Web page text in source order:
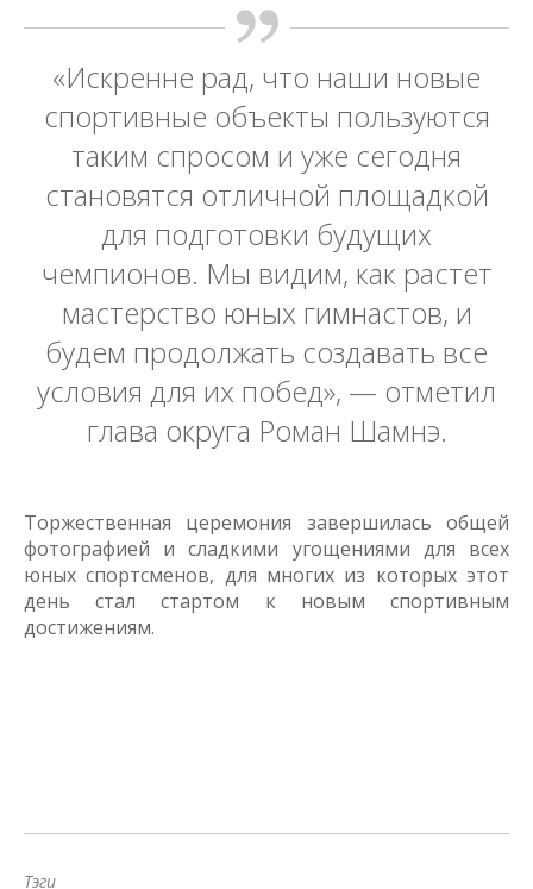
«Искренне рад, что наши новые
спортивные объекты пользуются
таким спросом и уже сегодня
становятся отличной площадкой
для подготовки будущих
чемпионов. Мы видим, как растет
мастерство юных гимнастов, и
будем продолжать создавать все
условия для их побед», — отметил
глава округа Роман Шамнэ.
Торжественная церемония завершилась общей
фотографией и сладкими угощениями для всех
юных спортсменов, для многих из которых этот
день стал стартом к новым спортивным
достижениям.
Тэги